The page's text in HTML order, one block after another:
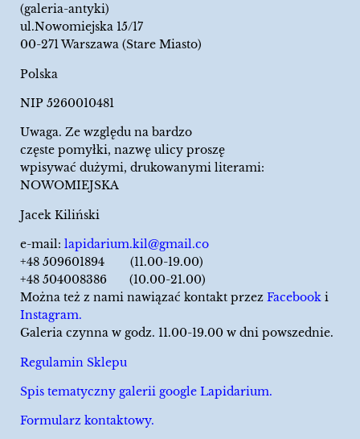
(galeria-antyki)
ul.Nowomiejska 15/17
00-271 Warszawa (Stare Miasto)
Polska
NIP 5260010481
Uwaga. Ze względu na bardzo
częste pomyłki, nazwę ulicy proszę
wpisywać dużymi, drukowanymi literami:
NOWOMIEJSKA
Jacek Kiliński
e-mail: lapidarium.kil@gmail.co
+48 509601894 (11.00-19.00)
+48 504008386 (10.00-21.00)
Można też z nami nawiązać kontakt przez Facebook i
Instagram.
Galeria czynna w godz. 11.00-19.00 w dni powszednie.
Regulamin Sklepu
Spis tematyczny galerii google Lapidarium.
Formularz kontaktowy.